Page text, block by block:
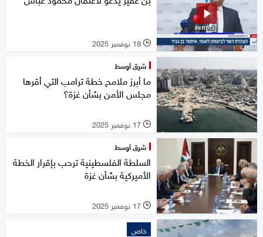
l 18 نوفمبر 2025
شرق أوسط
ما أبرز ملامح خطة ترامب التي أقرها
مجلس الأمن بشأن غزة؟
l 17 نوفمبر 2025
شرق أوسط
السلطة الفلسطينية ترحب بإقرار الخطة
الأميركية بشأن غزة
l 17 نوفمبر 2025
خاص